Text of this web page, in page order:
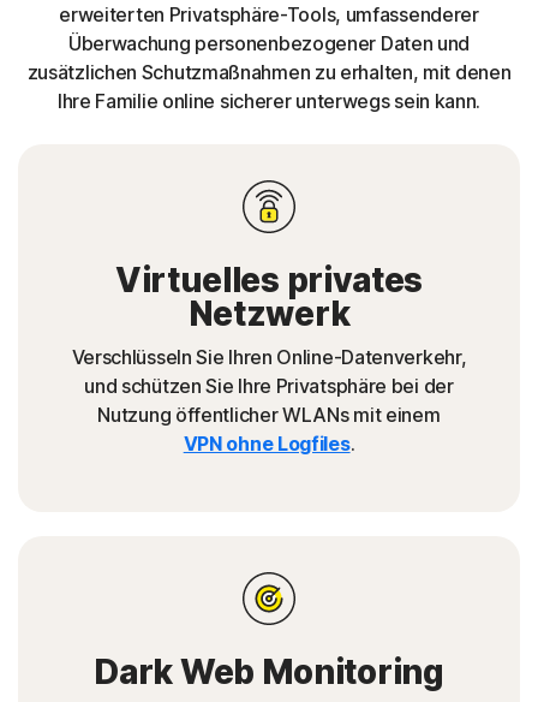
erweiterten Privatsphäre-Tools, umfassenderer
Überwachung personenbezogener Daten und
zusätzlichen Schutzmaßnahmen zu erhalten, mit denen
Ihre Familie online sicherer unterwegs sein kann.
Virtuelles privates
Netzwerk
Verschlüsseln Sie Ihren Online-Datenverkehr,
und schützen Sie Ihre Privatsphäre bei der
Nutzung öffentlicher WLANs mit einem
VPN ohne Logfiles.
Dark Web Monitoring